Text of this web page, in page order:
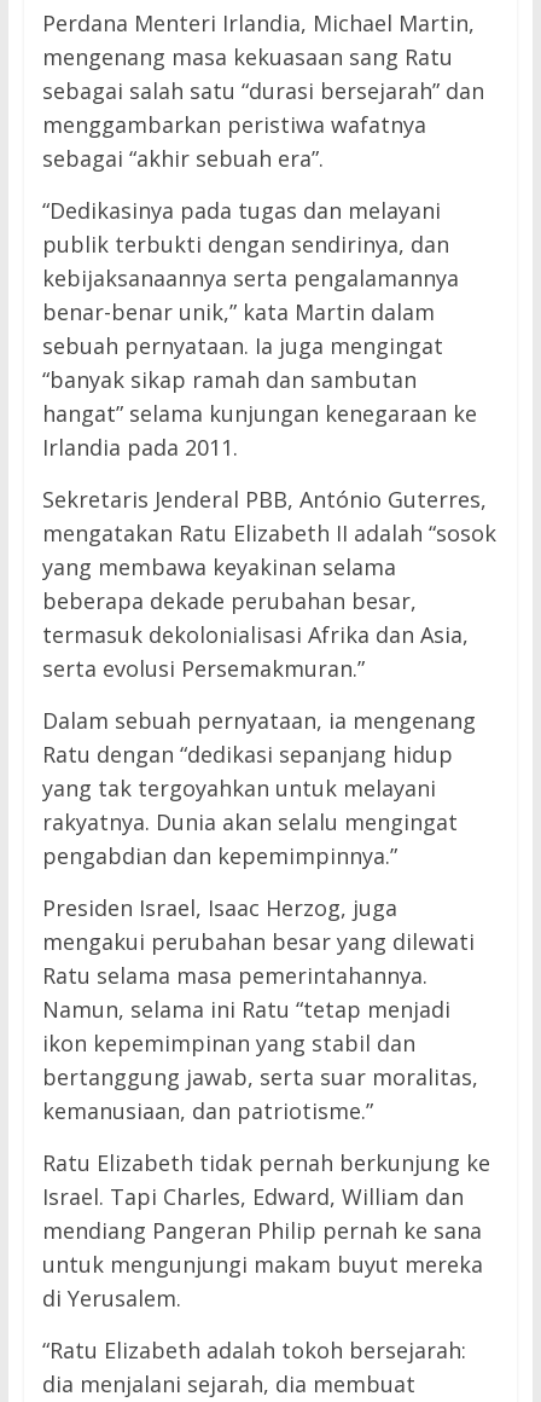
Perdana Menteri Irlandia, Michael Martin,
mengenang masa kekuasaan sang Ratu
sebagai salah satu “durasi bersejarah” dan
menggambarkan peristiwa wafatnya
sebagai “akhir sebuah era”.
“Dedikasinya pada tugas dan melayani
publik terbukti dengan sendirinya, dan
kebijaksanaannya serta pengalamannya
benar-benar unik,” kata Martin dalam
sebuah pernyataan. Ia juga mengingat
“banyak sikap ramah dan sambutan
hangat” selama kunjungan kenegaraan ke
Irlandia pada 2011.
Sekretaris Jenderal PBB, António Guterres,
mengatakan Ratu Elizabeth II adalah “sosok
yang membawa keyakinan selama
beberapa dekade perubahan besar,
termasuk dekolonialisasi Afrika dan Asia,
serta evolusi Persemakmuran.”
Dalam sebuah pernyataan, ia mengenang
Ratu dengan “dedikasi sepanjang hidup
yang tak tergoyahkan untuk melayani
rakyatnya. Dunia akan selalu mengingat
pengabdian dan kepemimpinnya.”
Presiden Israel, Isaac Herzog, juga
mengakui perubahan besar yang dilewati
Ratu selama masa pemerintahannya.
Namun, selama ini Ratu “tetap menjadi
ikon kepemimpinan yang stabil dan
bertanggung jawab, serta suar moralitas,
kemanusiaan, dan patriotisme.”
Ratu Elizabeth tidak pernah berkunjung ke
Israel. Tapi Charles, Edward, William dan
mendiang Pangeran Philip pernah ke sana
untuk mengunjungi makam buyut mereka
di Yerusalem.
“Ratu Elizabeth adalah tokoh bersejarah:
dia menjalani sejarah, dia membuat